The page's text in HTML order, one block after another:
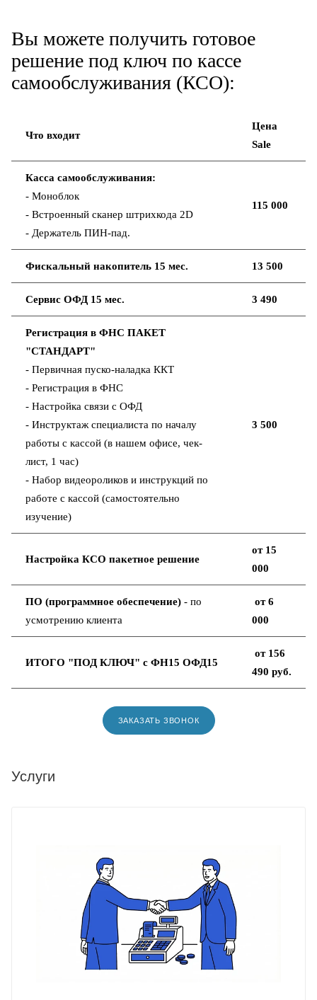
Вы можете получить готовое
решение под ключ по кассе
самообслуживания (КСО):
Что входит
Цена
Sale
Касса самообслуживания:
- Моноблок
- Встроенный сканер штрихкода 2D
- Держатель ПИН-пад.
115 000
Фискальный накопитель 15 мес. 13 500
Сервис ОФД 15 мес. 3 490
Регистрация в ФНС ПАКЕТ
"СТАНДАРТ"
- Первичная пуско-наладка ККТ
- Регистрация в ФНС
- Настройка связи с ОФД
- Инструктаж специалиста по началу
работы с кассой (в нашем офисе, чек-
лист, 1 час)
- Набор видеороликов и инструкций по
работе с кассой (самостоятельно
изучение)
3 500
Настройка КСО пакетное решение
от 15
000
ПО (программное обеспечение) - по
усмотрению клиента
от 6
000
ИТОГО "ПОД КЛЮЧ" с ФН15 ОФД15
от 156
490 руб.
ЗАКАЗАТЬ ЗВОНОК
Услуги